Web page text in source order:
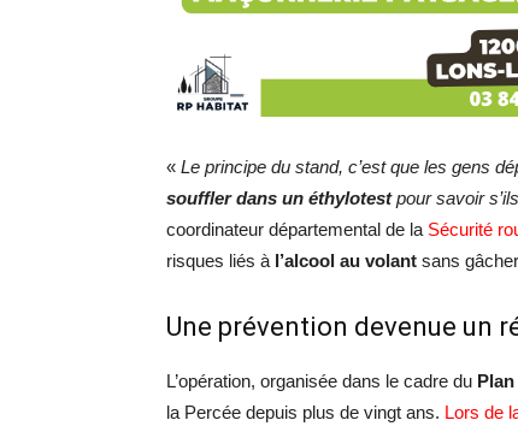
« Le principe du stand, c’est que les gens
souffler dans un éthylotestpour savoir
coordinateur départemental de la Sécurité
risques liés à l’alcool au volant sans
Une prévention devenue un
L’opération, organisée dans le cadre du
la Percée depuis plus de vingt ans. Lors de